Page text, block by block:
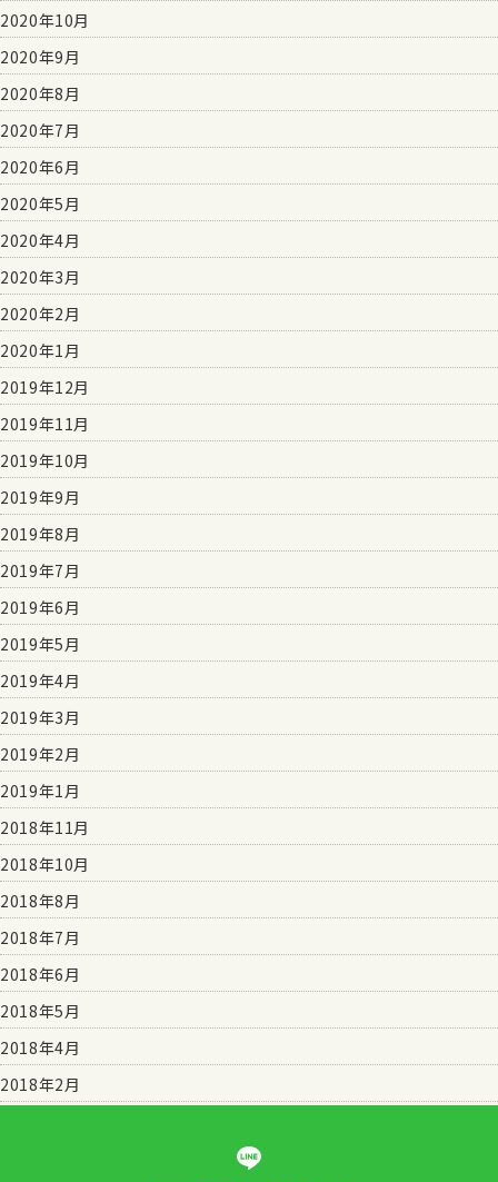
2020年10月
2020年9月
2020年8月
2020年7月
2020年6月
2020年5月
2020年4月
2020年3月
2020年2月
2020年1月
2019年12月
2019年11月
2019年10月
2019年9月
2019年8月
2019年7月
2019年6月
2019年5月
2019年4月
2019年3月
2019年2月
2019年1月
2018年11月
2018年10月
2018年8月
2018年7月
2018年6月
2018年5月
2018年4月
2018年2月